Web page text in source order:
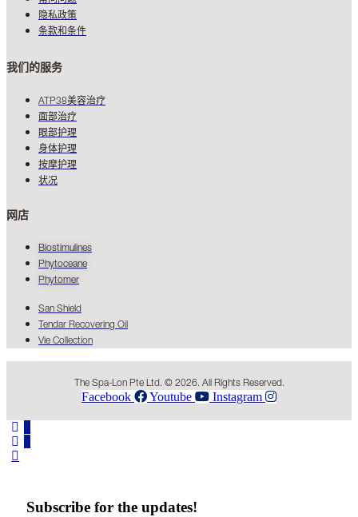
隐私政策
条款和条件
我们的服务
ATP38美容治疗
面部治疗
眼部护理
身体护理
按摩护理
状况
网店
Biostimulines
Phytoceane
Phytomer
San Shield
Tendar Recovering Oil
Vie Collection
The Spa-Lon Pte Ltd. © 2026. All Rights Reserved.
Facebook Youtube Instagram
0
0
Subscribe for the updates!